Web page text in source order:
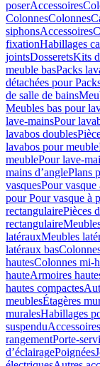
poserAccessoires
ColonnesColonnes
siphonsAccessoires
fixationHabillages
jointsDosseretsKits
meuble basPacks
détachées pour
de salle de bains
Meubles bas pour
lave-mainsPour
lavabos doubles
lavabos pour meuble
meublePour lave-
mains d’anglePlans
vasquesPour vasque
pour Pour vasque à
rectangulairePièces
rectangulaire
latérauxMeubles
latéraux bas
hautesColonnes mi-
hauteArmoires
hautes compactes
meublesÉtagères
muralesHabillages
suspenduAccessoires
rangementPorte-
d’éclairagePoignées